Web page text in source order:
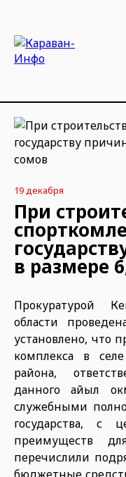
19 декабря
При
в размере
Прокуратурой
области
установлено, что
комплекса в
района,
данного айыл
служебными
государства, с
преимуществ
перечислили